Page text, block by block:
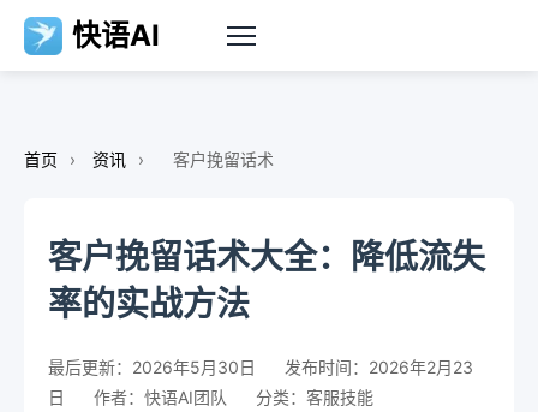
快语AI
首页 › 资讯 › 客户挽留话术
客户挽留话术大全：降低流失
率的实战方法
最后更新：2026年5月30日
发布时间：2026年2月23
日
作者：快语AI团队 分类：客服技能